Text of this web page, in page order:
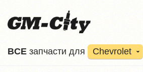
ВCE запчасти для Chevrolet